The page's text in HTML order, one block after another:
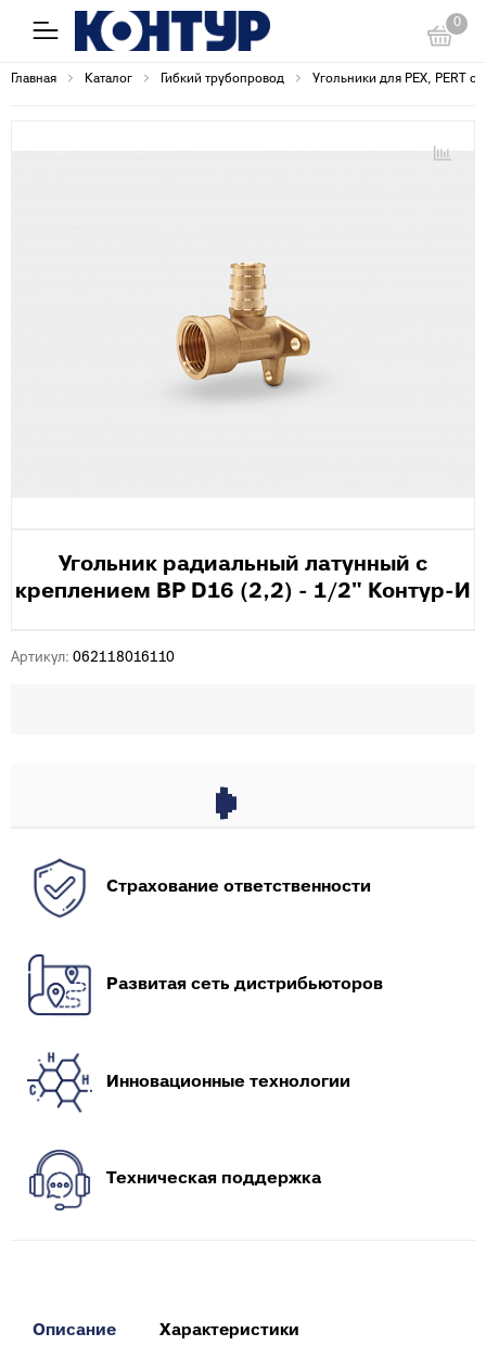
0
Главная Каталог Гибкий трубопровод Угольники для PEX, PERT с
Угольник радиальный латунный с
креплением ВР D16 (2,2) - 1/2" Контур-И
Артикул: 062118016110
Страхование ответственности
Развитая сеть дистрибьюторов
Инновационные технологии
Техническая поддержка
Описание Характеристики